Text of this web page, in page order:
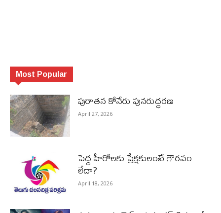
Most Popular
పురాత‌న కోనేరు పున‌రుద్ధ‌ర‌ణ
April 27, 2026
పెద్ద హీరోల‌కు ప్రేక్ష‌కులంటే గౌర‌వం
లేదా?
April 18, 2026